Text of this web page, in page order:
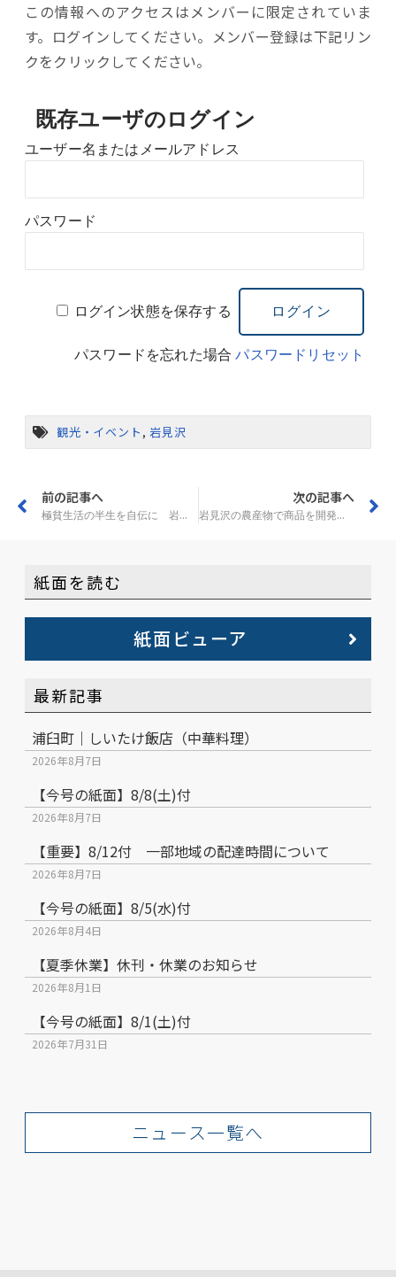
この情報へのアクセスはメンバーに限定されていま
す。ログインしてください。メンバー登録は下記リン
クをクリックしてください。
既存ユーザのログイン
ユーザー名またはメールアドレス
パスワード
ログイン状態を保存する
パスワードを忘れた場合パスワードリセット
観光・イベント ,岩見沢
前の記事へ
極貧生活の半生を自伝に 岩見沢の平瀬さん
次の記事へ
岩見沢の農産物で商品を開発 赤いリボン
紙面を読む
紙面ビューア
最新記事
浦臼町｜しいたけ飯店（中華料理）
2026年8月7日
【今号の紙面】8/8(土)付
2026年8月7日
【重要】8/12付 一部地域の配達時間について
2026年8月7日
【今号の紙面】8/5(水)付
2026年8月4日
【夏季休業】休刊・休業のお知らせ
2026年8月1日
【今号の紙面】8/1(土)付
2026年7月31日
ニュース一覧へ